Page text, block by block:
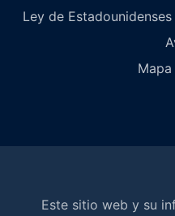
Ley de
Este sitio web y su